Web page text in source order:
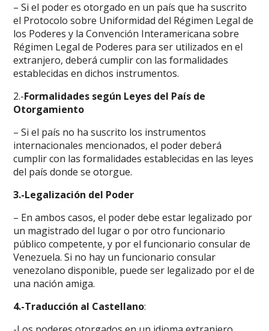
– Si el poder es otorgado en un país que ha suscrito
el Protocolo sobre Uniformidad del Régimen Legal de
los Poderes y la Convención Interamericana sobre
Régimen Legal de Poderes para ser utilizados en el
extranjero, deberá cumplir con las formalidades
establecidas en dichos instrumentos.
2.-Formalidades según Leyes del País de
Otorgamiento
– Si el país no ha suscrito los instrumentos
internacionales mencionados, el poder deberá
cumplir con las formalidades establecidas en las leyes
del país donde se otorgue.
3.-Legalización del Poder
– En ambos casos, el poder debe estar legalizado por
un magistrado del lugar o por otro funcionario
público competente, y por el funcionario consular de
Venezuela. Si no hay un funcionario consular
venezolano disponible, puede ser legalizado por el de
una nación amiga.
4.-Traducción al Castellano: